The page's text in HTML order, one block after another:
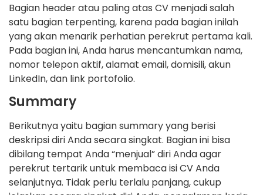
Bagian header atau paling atas CV menjadi salah
satu bagian terpenting, karena pada bagian inilah
yang akan menarik perhatian perekrut pertama kali.
Pada bagian ini, Anda harus mencantumkan nama,
nomor telepon aktif, alamat email, domisili, akun
LinkedIn, dan link portofolio.
Summary
Berikutnya yaitu bagian summary yang berisi
deskripsi diri Anda secara singkat. Bagian ini bisa
dibilang tempat Anda “menjual” diri Anda agar
perekrut tertarik untuk membaca isi CV Anda
selanjutnya. Tidak perlu terlalu panjang, cukup